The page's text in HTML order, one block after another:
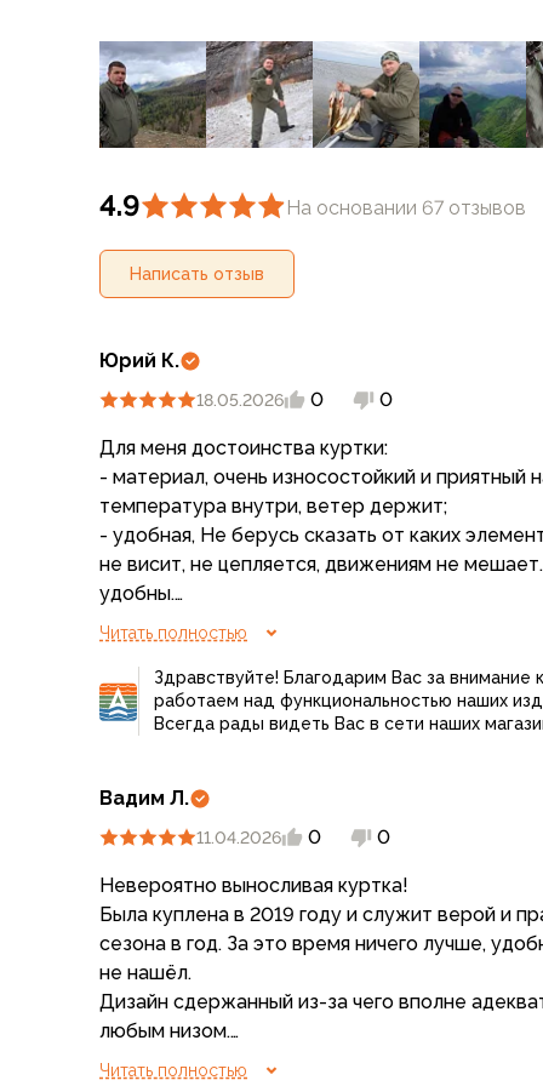
Неопреновые носки
Ремни брючные
Уход за одеждой
Снаряжение
1-местные
3-местные
Более 5 мест
Аксессуары
Спальные мешки
Пуховые спальники
С синтетическим утеплителем
Двухместные спальники
Вкладыши
Компрессионные мешки
Подушки
Надувные
Самонадувающиеся
Пенки
Сидушки
Рюкзаки
Треккинговые
Легкоходные
Городские
Питьевые системы
Аксессуары
Сумки, кейсы и гермоупаковка
Сумки, баулы
Гермоупаковка
4.9 На основании 67 отзывов
Написать отзыв
Юрий К.
18.05.2026 0 0
Для меня достоинства куртки:
- материал, очень износостойкий и приятный
температура внутри, ветер держит;
- удобная, Не берусь сказать от каких
не висит, не цепляется, движениям не
удобны.
- ну и достоинство компании Сплав - размеры
хорошо размер находится подходящий.
У меня вторая такая куртка. Первая ни
один замок на молнии сломал. Просто
классный - красный с чёрным. У жены такая.
Читать полностью
Здравствуйте! Благодарим Вас за
работаем над функциональностью наших
Всегда рады видеть Вас в сети наших
Вадим Л.
11.04.2026 0 0
Невероятно выносливая куртка!
Была куплена в 2019 году и служит верой и
сезона в год. За это время ничего лучше,
не нашёл.
Дизайн сдержанный из-за чего вполне
любым низом.
Очень лёгкая, удобная, не маркая и быстро
Читать полностью